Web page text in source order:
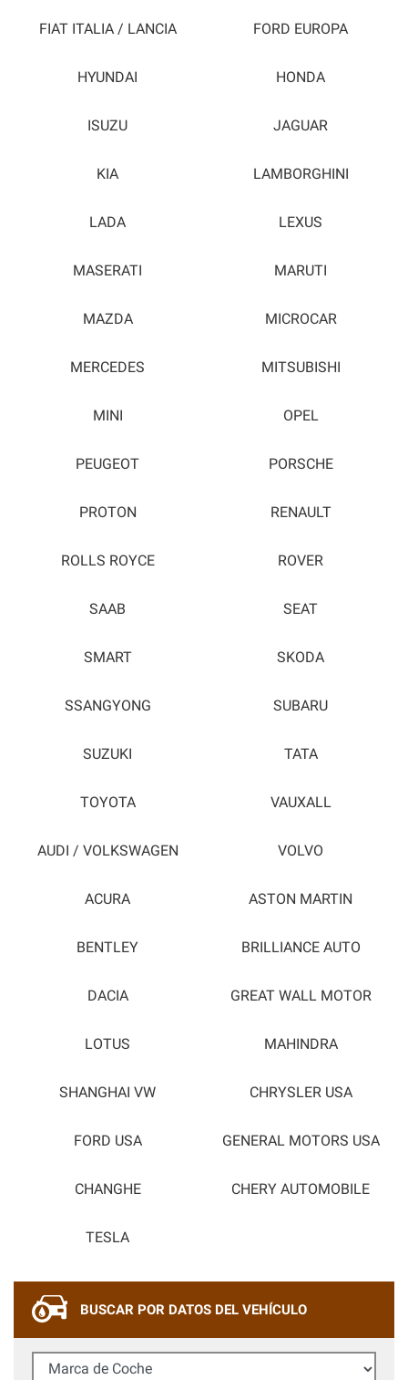
FIAT ITALIA / LANCIA FORD EUROPA
HYUNDAI HONDA
ISUZU JAGUAR
KIA LAMBORGHINI
LADA LEXUS
MASERATI MARUTI
MAZDA MICROCAR
MERCEDES MITSUBISHI
MINI OPEL
PEUGEOT PORSCHE
PROTON RENAULT
ROLLS ROYCE ROVER
SAAB SEAT
SMART SKODA
SSANGYONG SUBARU
SUZUKI TATA
TOYOTA VAUXALL
AUDI / VOLKSWAGEN VOLVO
ACURA ASTON MARTIN
BENTLEY BRILLIANCE AUTO
DACIA GREAT WALL MOTOR
LOTUS MAHINDRA
SHANGHAI VW CHRYSLER USA
FORD USA GENERAL MOTORS USA
CHANGHE CHERY AUTOMOBILE
TESLA
BUSCAR POR DATOS DEL VEHÍCULO
Marca de Coche